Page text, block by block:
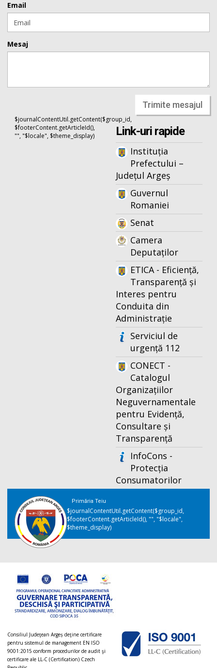
Email
Mesaj
Trimite mesajul
$journalContentUtil.getContent($group_id,
$footerContent.getArticleId(),
"", "$locale", $theme_display)
Link-uri rapide
Instituția
Prefectului –
Județul Argeș
Guvernul
Romaniei
Senat
Camera
Deputaților
ETICA - Eficiență,
Transparență și
Interes pentru
Conduita din
Administrație
Serviciul de
urgență 112
CONECT -
Catalogul
Organizațiilor
Neguvernamentale
pentru Evidență,
Consultare și
Transparență
InfoCons -
Protecția
Consumatorilor
Primăria Teiu
$journalContentUtil.getContent($group_id,
$footerContent.getArticleId(), "", "$locale",
$theme_display)
Consiliul Judeţean Argeș deţine certificare
pentru sistemul de management EN ISO
9001:2015 conform procedurilor de audit şi
certificare ale LL-C (Certification) Czech